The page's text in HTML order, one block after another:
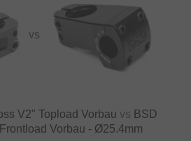
VS
V2" Topload Vorbau vs BSD
Vorbau - Ø25.4mm